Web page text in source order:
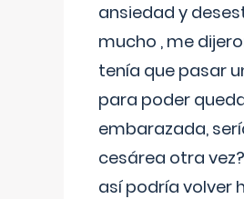
ansiedad y
mucho , me
tenía que pasar
para poder
embarazada,
cesárea otra
así podría volver